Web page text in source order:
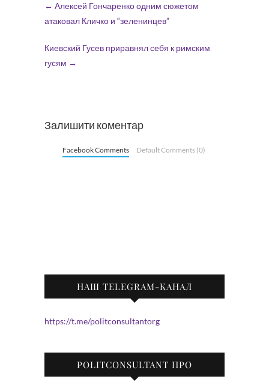
← Алексей Гончаренко одним сюжетом
атаковал Кличко и “зеленинцев”
Киевский Гусев приравнял себя к римским
гусям →
Залишити коментар
Facebook Comments Default Comments (0)
НАШ TELEGRAM-КАНАЛ
https://t.me/politconsultantorg
POLITCONSULTANT ПРО